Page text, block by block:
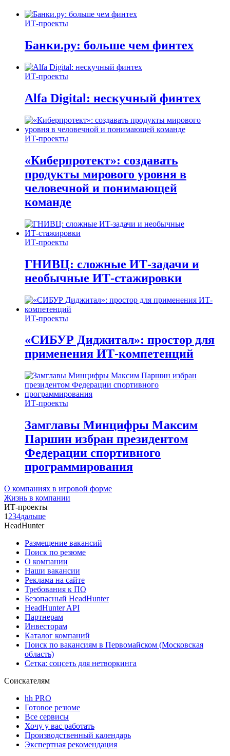
ИТ-проекты
Банки.ру: больше чем финтех
ИТ-проекты
Alfa Digital: нескучный финтех
ИТ-проекты
«Киберпротект»: создавать
продукты мирового уровня в
человечной и понимающей
команде
ИТ-проекты
ГНИВЦ: сложные ИТ‑задачи и
необычные ИТ‑стажировки
ИТ-проекты
«СИБУР Диджитал»: простор для
применения ИТ-компетенций
ИТ-проекты
Замглавы Минцифры Максим
Паршин избран президентом
Федерации спортивного
программирования
О компаниях в игровой форме
Жизнь в компании
ИТ-проекты
1 234дальше
HeadHunter
Размещение вакансий
Поиск по резюме
О компании
Наши вакансии
Реклама на сайте
Требования к ПО
Безопасный HeadHunter
HeadHunter API
Партнерам
Инвесторам
Каталог компаний
Поиск по вакансиям в Первомайском (Московская
область)
Сетка: соцсеть для нетворкинга
Соискателям
hh PRO
Готовое резюме
Все сервисы
Хочу у вас работать
Производственный календарь
Экспертная рекомендация